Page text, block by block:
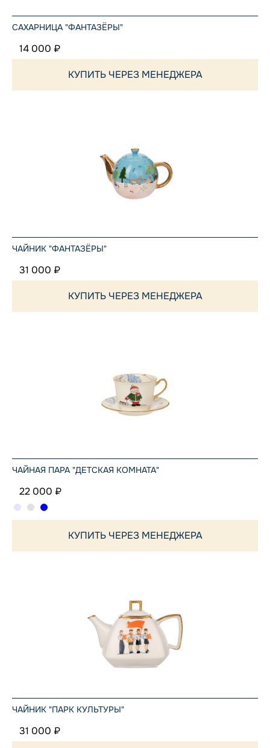
САХАРНИЦА "ФАНТАЗЁРЫ"
14 000 ₽
КУПИТЬ ЧЕРЕЗ МЕНЕДЖЕРА
ЧАЙНИК "ФАНТАЗЁРЫ"
31 000 ₽
КУПИТЬ ЧЕРЕЗ МЕНЕДЖЕРА
ЧАЙНАЯ ПАРА "ДЕТСКАЯ КОМНАТА"
22 000 ₽
КУПИТЬ ЧЕРЕЗ МЕНЕДЖЕРА
ЧАЙНИК "ПАРК КУЛЬТУРЫ"
31 000 ₽